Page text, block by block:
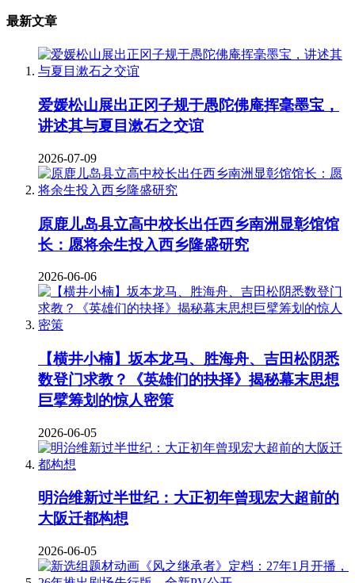
最新文章
爱媛松山展出正冈子规于愚陀佛庵挥毫墨宝，
讲述其与夏目漱石之交谊
2026-07-09
原鹿儿岛县立高中校长出任西乡南洲显彰馆馆
长：愿将余生投入西乡隆盛研究
2026-06-06
【横井小楠】坂本龙马、胜海舟、吉田松阴悉
数登门求教？《英雄们的抉择》揭秘幕末思想
巨擘筹划的惊人密策
2026-06-05
明治维新过半世纪：大正初年曾现宏大超前的
大阪迁都构想
2026-06-05